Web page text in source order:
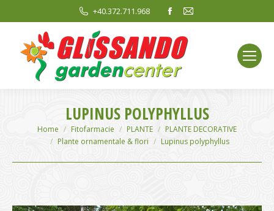
+40.372.711.968
Facebook
opens
in
new
window
Mail
window
LUPINUS POLYPHYLLUS
You are here:
Home Fitofarmacie PLANTE
PLANTE DECORATIVE
Plante ornamentale & flori
Lupinus polyphyllus